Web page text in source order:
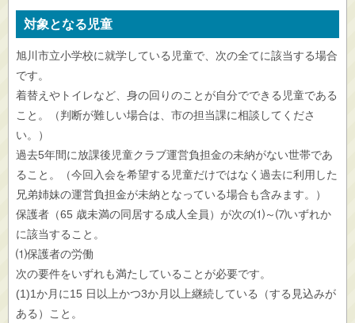
対象となる児童
旭川市立小学校に就学している児童で、次の全てに該当する場合
です。
着替えやトイレなど、身の回りのことが自分でできる児童である
こと。（判断が難しい場合は、市の担当課に相談してくださ
い。）
過去5年間に放課後児童クラブ運営負担金の未納がない世帯であ
ること。（今回入会を希望する児童だけではなく過去に利用した
兄弟姉妹の運営負担金が未納となっている場合も含みます。）
保護者（65 歳未満の同居する成人全員）が次の⑴～⑺いずれか
に該当すること。
⑴保護者の労働
次の要件をいずれも満たしていることが必要です。
(1)1か月に15 日以上かつ3か月以上継続している（する見込みが
ある）こと。